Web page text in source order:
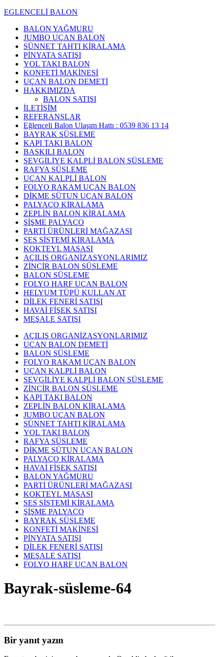
EGLENCELİ BALON
BALON YAĞMURU
JUMBO UÇAN BALON
SÜNNET TAHTI KİRALAMA
PİNYATA SATIŞI
YOL TAKI BALON
KONFETİ MAKİNESİ
UÇAN BALON DEMETİ
HAKKIMIZDA
BALON SATIŞI
İLETİŞİM
REFERANSLAR
Eğlenceli Balon Ulaşım Hattı : 0539 836 13 14
BAYRAK SÜSLEME
KAPI TAKI BALON
BASKILI BALON
SEVGİLİYE KALPLİ BALON SÜSLEME
RAFYA SÜSLEME
UÇAN KALPLİ BALON
FOLYO RAKAM UÇAN BALON
DİKME SÜTUN UÇAN BALON
PALYAÇO KİRALAMA
ZEPLİN BALON KİRALAMA
ŞİŞME PALYAÇO
PARTİ ÜRÜNLERİ MAĞAZASI
SES SİSTEMİ KİRALAMA
KOKTEYL MASASI
AÇILIŞ ORGANİZASYONLARIMIZ
ZİNCİR BALON SÜSLEME
BALON SÜSLEME
FOLYO HARF UÇAN BALON
HELYUM TÜPÜ KULLAN AT
DİLEK FENERİ SATIŞI
HAVAİ FİŞEK SATIŞI
MEŞALE SATIŞI
AÇILIŞ ORGANİZASYONLARIMIZ
UÇAN BALON DEMETİ
BALON SÜSLEME
FOLYO RAKAM UÇAN BALON
UÇAN KALPLİ BALON
SEVGİLİYE KALPLİ BALON SÜSLEME
ZİNCİR BALON SÜSLEME
KAPI TAKI BALON
ZEPLİN BALON KİRALAMA
JUMBO UÇAN BALON
SÜNNET TAHTI KİRALAMA
YOL TAKI BALON
RAFYA SÜSLEME
DİKME SÜTUN UÇAN BALON
PALYAÇO KİRALAMA
HAVAİ FİŞEK SATIŞI
BALON YAĞMURU
PARTİ ÜRÜNLERİ MAĞAZASI
KOKTEYL MASASI
SES SİSTEMİ KİRALAMA
ŞİŞME PALYAÇO
BAYRAK SÜSLEME
KONFETİ MAKİNESİ
PİNYATA SATIŞI
DİLEK FENERİ SATIŞI
MEŞALE SATIŞI
FOLYO HARF UÇAN BALON
Bayrak-süsleme-64
Bir yanıt yazın